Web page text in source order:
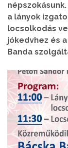
a lányok
locsolkodás
jókedvhez és
Banda